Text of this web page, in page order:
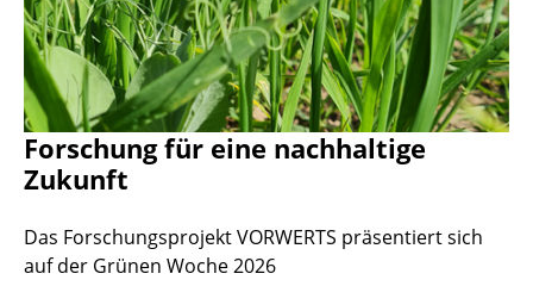
Forschung für eine nachhaltige
Zukunft
Das Forschungsprojekt VORWERTS präsentiert sich
auf der Grünen Woche 2026